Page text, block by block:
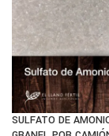
SULFATO DE